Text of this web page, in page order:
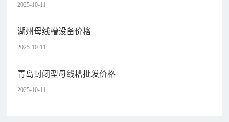
2025-10-11
湖州母线槽设备价格
2025-10-11
青岛封闭型母线槽批发价格
2025-10-11